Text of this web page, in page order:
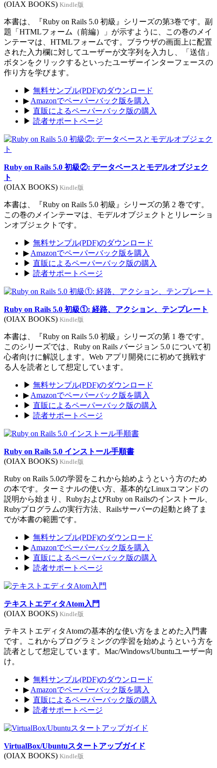
(OIAX BOOKS) Kindle版
本書は、『Ruby on Rails 5.0 初級』シリーズの第3巻です。副
題「HTMLフォーム（前編）」が示すように、この巻のメイ
ンテーマは、HTMLフォームです。ブラウザの画面上に配置
された入力欄に対してユーザーが文字列を入力し、「送信」
ボタンをクリックするといったユーザーインターフェースの
作り方を学びます。
▶ 無料サンプル(PDF)のダウンロード
▶ Amazonでペーパーバック版を購入
▶ 直販によるペーパーバック版の購入
▶ 読者サポートページ
Ruby on Rails 5.0 初級②: データベースとモデルオブジェク
ト
(OIAX BOOKS) Kindle版
本書は、『Ruby on Rails 5.0 初級』シリーズの第 2 巻です。
この巻のメインテーマは、モデルオブジェクトとリレーショ
ンオブジェクトです。
▶ 無料サンプル(PDF)のダウンロード
▶ Amazonでペーパーバック版を購入
▶ 直販によるペーパーバック版の購入
▶ 読者サポートページ
Ruby on Rails 5.0 初級①: 経路、アクション、テンプレート
(OIAX BOOKS) Kindle版
本書は、『Ruby on Rails 5.0 初級』シリーズの第 1 巻です。
このシリーズでは、Ruby on Rails バージョン 5.0 について初
心者向けに解説します。Web アプリ開発にに初めて挑戦す
る人を読者として想定しています。
▶ 無料サンプル(PDF)のダウンロード
▶ Amazonでペーパーバック版を購入
▶ 直販によるペーパーバック版の購入
▶ 読者サポートページ
Ruby on Rails 5.0 インストール手順書
(OIAX BOOKS) Kindle版
Ruby on Rails 5.0の学習をこれから始めようという方のため
の本です。ターミナルの使い方、基本的なLinuxコマンドの
説明から始まり、RubyおよびRuby on Railsのインストール、
Rubyプログラムの実行方法、Railsサーバーの起動と終了ま
でが本書の範囲です。
▶ 無料サンプル(PDF)のダウンロード
▶ Amazonでペーパーバック版を購入
▶ 直販によるペーパーバック版の購入
▶ 読者サポートページ
テキストエディタAtom入門
(OIAX BOOKS) Kindle版
テキストエディタAtomの基本的な使い方をまとめた入門書
です。これからプログラミングの学習を始めようという方を
読者として想定しています。Mac/Windows/Ubuntuユーザー向
け。
▶ 無料サンプル(PDF)のダウンロード
▶ Amazonでペーパーバック版を購入
▶ 直販によるペーパーバック版の購入
▶ 読者サポートページ
VirtualBox/Ubuntuスタートアップガイド
(OIAX BOOKS) Kindle版